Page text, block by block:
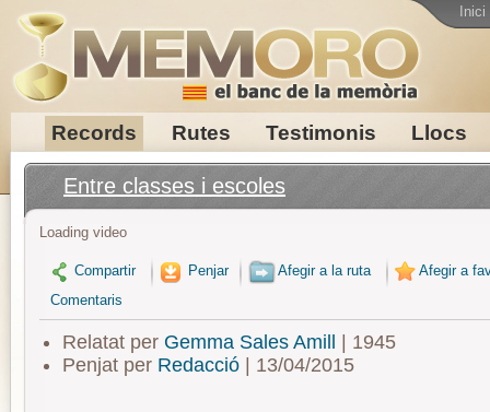
Records Rutes Testimonis Llocs
Inici
Entre classes i escoles
Loading video
Compartir Penjar Afegir a la ruta
Afegir a
Comentaris
Relatat per Gemma Sales Amill
| 1945
Penjat per Redacció| 13/04/2015